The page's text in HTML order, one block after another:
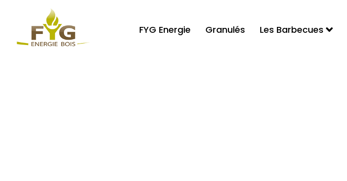
FYG Energie Granulés Les Barbecues